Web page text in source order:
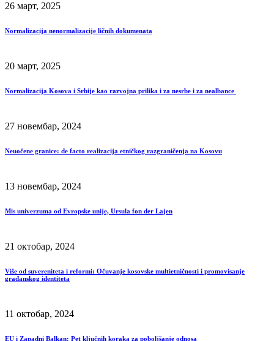
26 март, 2025
Normalizacija nenormalizacije ličnih dokumenata
20 март, 2025
Normalizacija Kosova i Srbije kao razvojna prilika i za nesrbe i za nealbance
27 новембар, 2024
Neuočene granice: de facto realizacija etničkog razgraničenja na Kosovu
13 новембар, 2024
Mis univerzuma od Evropske unije, Ursula fon der Lajen
21 октобар, 2024
Više od suvereniteta i reformi: Očuvanje kosovske multietničnosti i promovisanje
građanskog identiteta
11 октобар, 2024
EU i Zapadni Balkan: Pet ključnih koraka za poboljšanje odnosa